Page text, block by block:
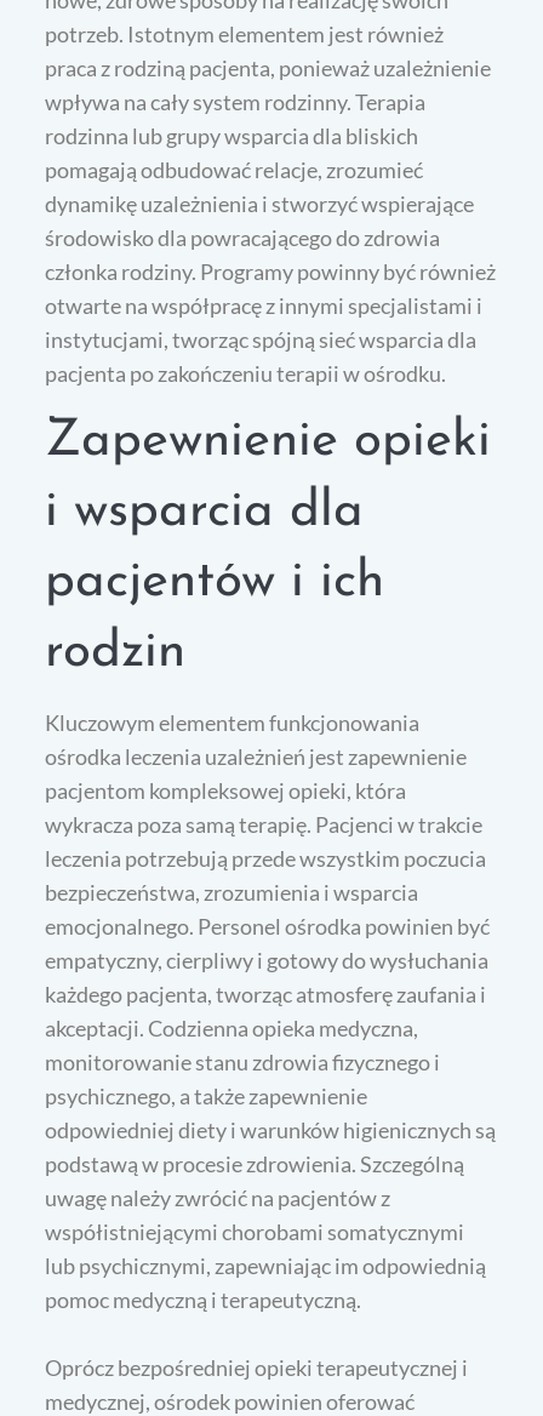
potrzeb. Istotnym elementem jest również
praca z rodziną pacjenta, ponieważ uzależnienie
wpływa na cały system rodzinny. Terapia
rodzinna lub grupy wsparcia dla bliskich
pomagają odbudować relacje, zrozumieć
dynamikę uzależnienia i stworzyć wspierające
środowisko dla powracającego do zdrowia
członka rodziny. Programy powinny być również
otwarte na współpracę z innymi specjalistami i
instytucjami, tworząc spójną sieć wsparcia dla
pacjenta po zakończeniu terapii w ośrodku.
Zapewnienie opieki
i wsparcia dla
pacjentów i ich
rodzin
Kluczowym elementem funkcjonowania
ośrodka leczenia uzależnień jest zapewnienie
pacjentom kompleksowej opieki, która
wykracza poza samą terapię. Pacjenci w trakcie
leczenia potrzebują przede wszystkim poczucia
bezpieczeństwa, zrozumienia i wsparcia
emocjonalnego. Personel ośrodka powinien być
empatyczny, cierpliwy i gotowy do wysłuchania
każdego pacjenta, tworząc atmosferę zaufania i
akceptacji. Codzienna opieka medyczna,
monitorowanie stanu zdrowia fizycznego i
psychicznego, a także zapewnienie
odpowiedniej diety i warunków higienicznych są
podstawą w procesie zdrowienia. Szczególną
uwagę należy zwrócić na pacjentów z
współistniejącymi chorobami somatycznymi
lub psychicznymi, zapewniając im odpowiednią
pomoc medyczną i terapeutyczną.
Oprócz bezpośredniej opieki terapeutycznej i
medycznej, ośrodek powinien oferować